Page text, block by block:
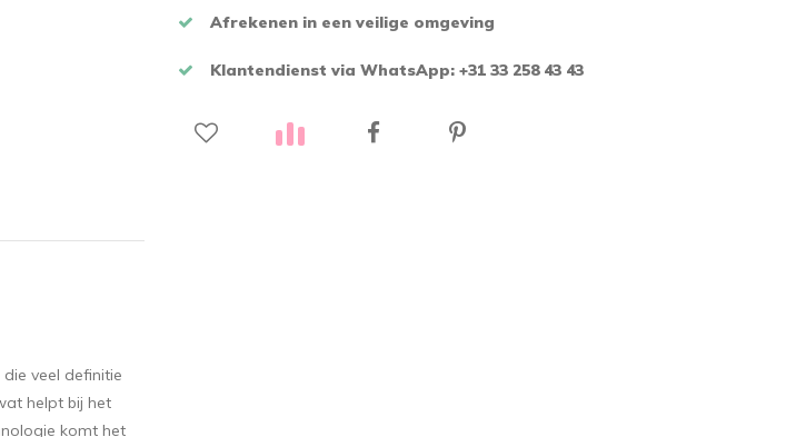
veel definitie
helpt bij het
komt het
Afrekenen in een veilige omgeving
Klantendienst via WhatsApp: +31 33 258 43 43